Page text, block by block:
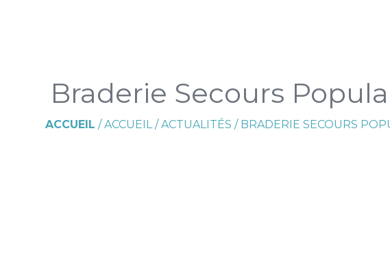
Braderie Secours
ACCUEIL / ACCUEIL/ ACTUALITÉS / BRADERIE SECOURS